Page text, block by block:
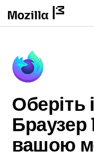
Оберіть
Браузер
вашою